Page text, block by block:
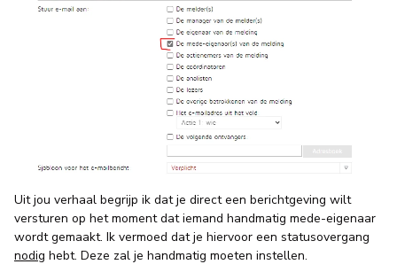
Uit jou verhaal begrijp ik dat je direct een berichtgeving wilt
versturen op het moment dat iemand handmatig mede-eigenaar
wordt gemaakt. Ik vermoed dat je hiervoor een statusovergang
nodig hebt. Deze zal je handmatig moeten instellen.